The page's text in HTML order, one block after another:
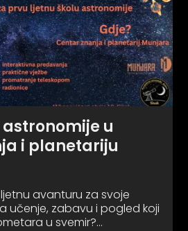
u
i planetariju
avanturu za svoje
učenje, zabavu i pogled koji
u svemir?…